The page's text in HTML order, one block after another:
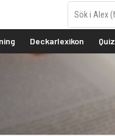
Deckarlexikon Quiz